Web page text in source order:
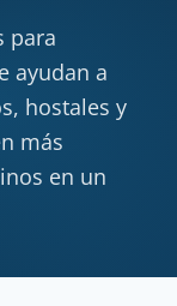
para
ayudan a
hostales y
más
en un